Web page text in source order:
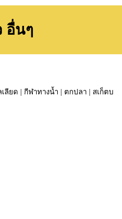
อื่นๆ
ลียด | กีฬาทางน้ำ | ตกปลา | สเก็ตบ